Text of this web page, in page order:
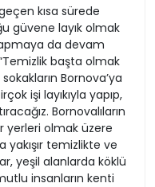
kısa sürede
güvene layık olmak
da devam
başta olmak
Bornova’ya
işi layıkıyla yapıp,
Bornovalıların
yerleri olmak üzere
yakışır temizlikte ve
yeşil alanlarda köklü
insanların kenti